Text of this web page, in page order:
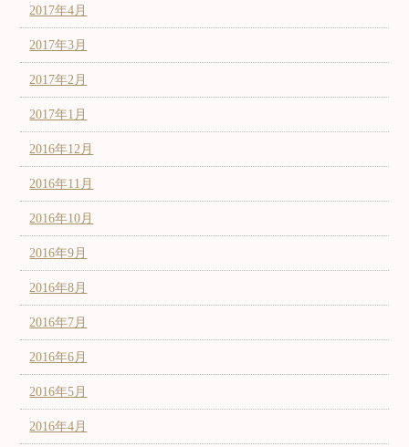
2017年4月
2017年3月
2017年2月
2017年1月
2016年12月
2016年11月
2016年10月
2016年9月
2016年8月
2016年7月
2016年6月
2016年5月
2016年4月